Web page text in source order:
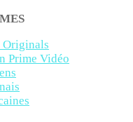
Prime Vidéo